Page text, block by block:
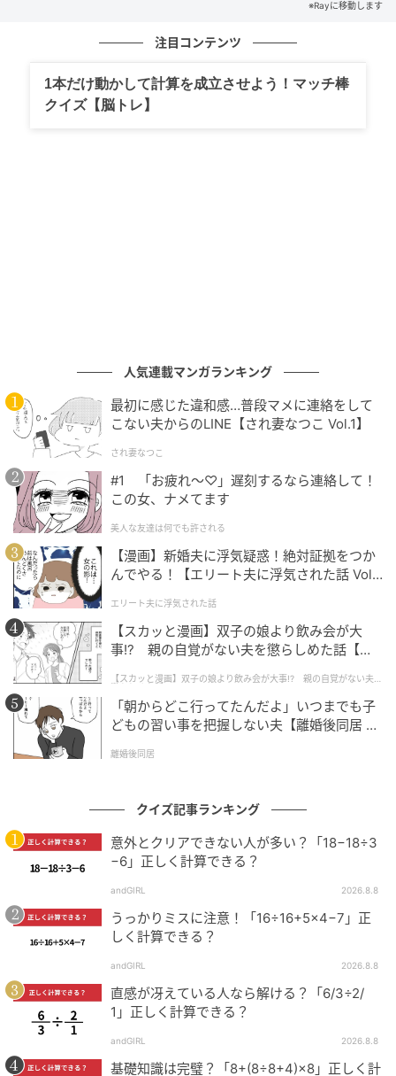
※解答は複数ある場合があります。
※Rayに移動します
注目コンテンツ
1本だけ動かして計算を成立させよう！マッチ棒
クイズ【脳トレ】
人気連載マンガランキング
最初に感じた違和感…普段マメに連絡をして
こない夫からのLINE【され妻なつこ Vol.1】
され妻なつこ
#1 「お疲れ〜♡」遅刻するなら連絡して！
この女、ナメてます
美人な友達は何でも許される
【漫画】新婚夫に浮気疑惑！絶対証拠をつか
んでやる！【エリート夫に浮気された話 Vol.
エリート夫に浮気された話
【スカッと漫画】双子の娘より飲み会が大
事!? 親の自覚がない夫を懲らしめた話【第1
【スカッと漫画】双子の娘より飲み会が大事!? 親の自覚がない夫を
懲らしめた話
「朝からどこ行ってたんだよ」いつまでも子
どもの習い事を把握しない夫【離婚後同居 Vo
離婚後同居
クイズ記事ランキング
意外とクリアできない人が多い？「18−18÷3
−6」正しく計算できる？
andGIRL 2026.8.8
うっかりミスに注意！「16÷16+5×4−7」正
しく計算できる？
andGIRL 2026.8.8
直感が冴えている人なら解ける？「6/3÷2/
1」正しく計算できる？
andGIRL 2026.8.8
基礎知識は完璧？「8+(8÷8+4)×8」正しく計